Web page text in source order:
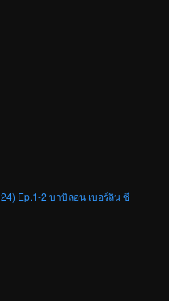
Ep.1-2 บาบิลอน เบอร์ลิน ซี